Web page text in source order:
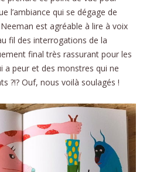
l’ambiance qui se dégage de
est agréable à lire à voix
fil des interrogations de la
final très rassurant pour les
a peur et des monstres qui ne
?!? Ouf, nous voilà soulagés !